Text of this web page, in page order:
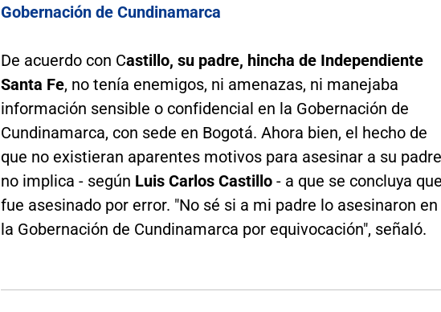
Gobernación de Cundinamarca
De acuerdo con Castillo, su padre, hincha de Independiente
Santa Fe, no tenía enemigos, ni amenazas, ni manejaba
información sensible o confidencial en la Gobernación de
Cundinamarca, con sede en Bogotá. Ahora bien, el hecho de
que no existieran aparentes motivos para asesinar a su
no implica - según Luis Carlos Castillo- a que se concluya
fue asesinado por error. "No sé si a mi padre lo asesinaron en
la Gobernación de Cundinamarca por equivocación", señaló.